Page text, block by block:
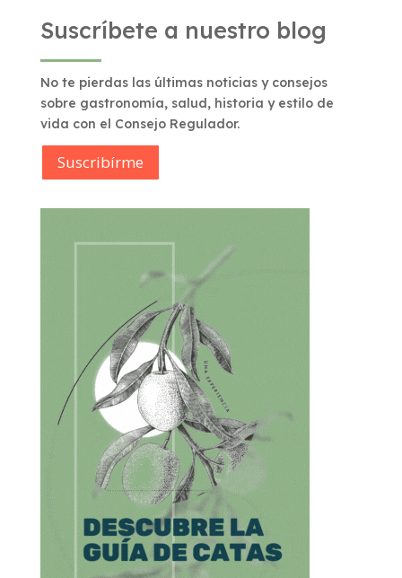
Suscríbete a nuestro blog
No te pierdas las últimas noticias y consejos
sobre gastronomía, salud, historia y estilo de
vida con el Consejo Regulador.
Suscribírme